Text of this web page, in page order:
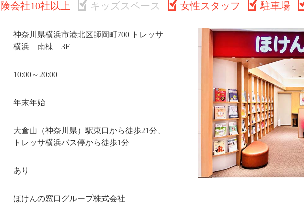
会社10社以上 キッズスペース 女性スタッフ 駐車場
神奈川県横浜市港北区師岡町700 トレッサ
横浜 南棟 3F
10:00～20:00
年末年始
大倉山（神奈川県）駅東口から徒歩21分、
トレッサ横浜バス停から徒歩1分
あり
ほけんの窓口グループ株式会社